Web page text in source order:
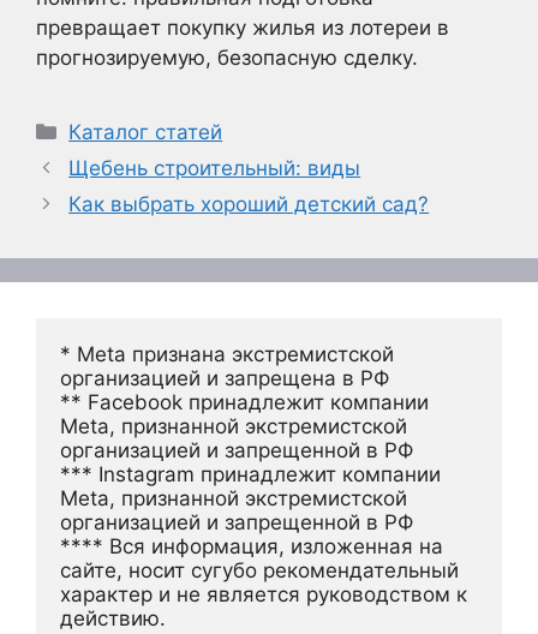
превращает покупку жилья из лотереи в
прогнозируемую, безопасную сделку.
Рубрики
Каталог статей
Щебень строительный: виды
Как выбрать хороший детский сад?
* Meta признана экстремистской
организацией и запрещена в РФ
** Facebook принадлежит компании
Meta, признанной экстремистской
организацией и запрещенной в РФ
*** Instagram принадлежит компании
Meta, признанной экстремистской
организацией и запрещенной в РФ
**** Вся информация, изложенная на
сайте, носит сугубо рекомендательный
характер и не является руководством к
действию.